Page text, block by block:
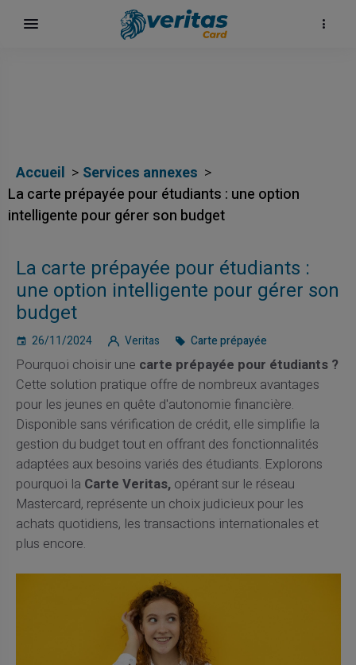
Accueil
Services annexes
La carte prépayée pour étudiants : une option
intelligente pour gérer son budget
La carte prépayée pour étudiants :
une option intelligente pour gérer son
budget
26/11/2024 Veritas Carte prépayée
Pourquoi choisir une carte prépayée pour étudiants ?
Cette solution pratique offre de nombreux avantages
pour les jeunes en quête d'autonomie financière.
Disponible sans vérification de crédit, elle simplifie la
gestion du budget tout en offrant des fonctionnalités
adaptées aux besoins variés des étudiants. Explorons
pourquoi la Carte Veritas,opérant sur le réseau
Mastercard, représente un choix judicieux pour les
achats quotidiens, les transactions internationales et
plus encore.